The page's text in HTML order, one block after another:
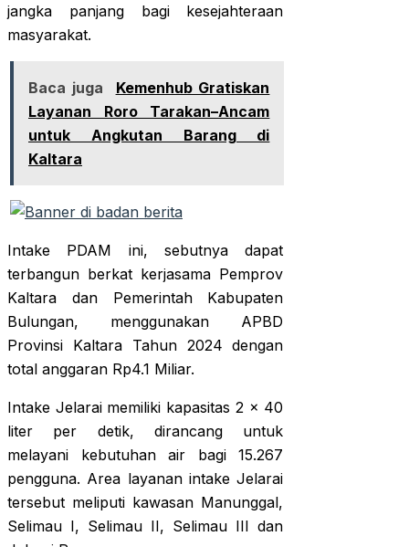
jangka panjang bagi kesejahteraan
masyarakat.
Baca juga
Kemenhub Gratiskan
Layanan Roro Tarakan–Ancam
untuk Angkutan Barang di
Kaltara
Intake PDAM ini, sebutnya dapat
terbangun berkat kerjasama Pemprov
Kaltara dan Pemerintah Kabupaten
Bulungan, menggunakan APBD
Provinsi Kaltara Tahun 2024 dengan
total anggaran Rp4.1 Miliar.
Intake Jelarai memiliki kapasitas 2 x 40
liter per detik, dirancang untuk
melayani kebutuhan air bagi 15.267
pengguna. Area layanan intake Jelarai
tersebut meliputi kawasan Manunggal,
Selimau I, Selimau II, Selimau III dan